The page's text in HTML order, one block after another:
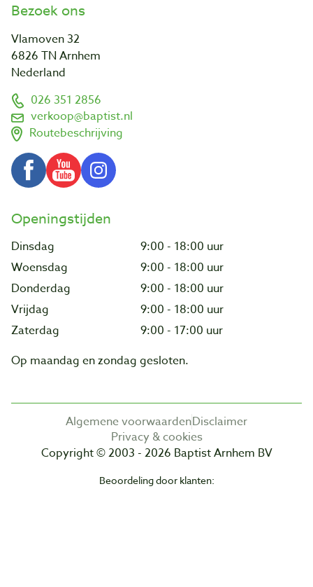
Bezoek ons
Vlamoven 32
6826 TN Arnhem
Nederland
026 351 2856
verkoop@baptist.nl
Routebeschrijving
Openingstijden
Dinsdag
9:00 - 18:00 uur
Woensdag
9:00 - 18:00 uur
Donderdag
9:00 - 18:00 uur
Vrijdag
9:00 - 18:00 uur
Zaterdag
9:00 - 17:00 uur
Op maandag en zondag gesloten.
Algemene voorwaardenDisclaimer
Privacy & cookies
Copyright © 2003 - 2026 Baptist Arnhem BV
Beoordeling door klanten: